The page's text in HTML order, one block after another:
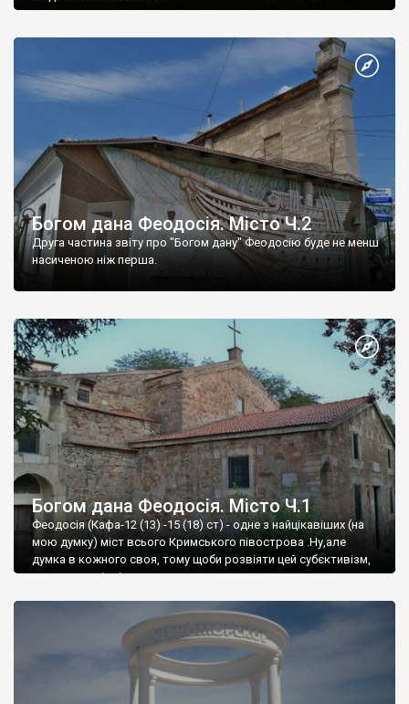
Богом дана Феодосія. Місто Ч.2
Друга частина звіту про "Богом дану" Феодосію буде не менш
насиченою ніж перша.
Богом дана Феодосія. Місто Ч.1
Феодосія (Кафа-12 (13) -15 (18) ст) - одне з найцікавіших (на
мою думку) міст всього Кримського півострова .Ну,але
думка в кожного своя, тому щоби розвіяти цей субєктивізм,
запрошую відвідати це